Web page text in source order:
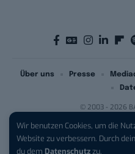
Wir benutzen Cookies, um die
Website zu verbessern. Durch
du dem Datenschutzzu.
© 2003 - 2026
Über uns Presse